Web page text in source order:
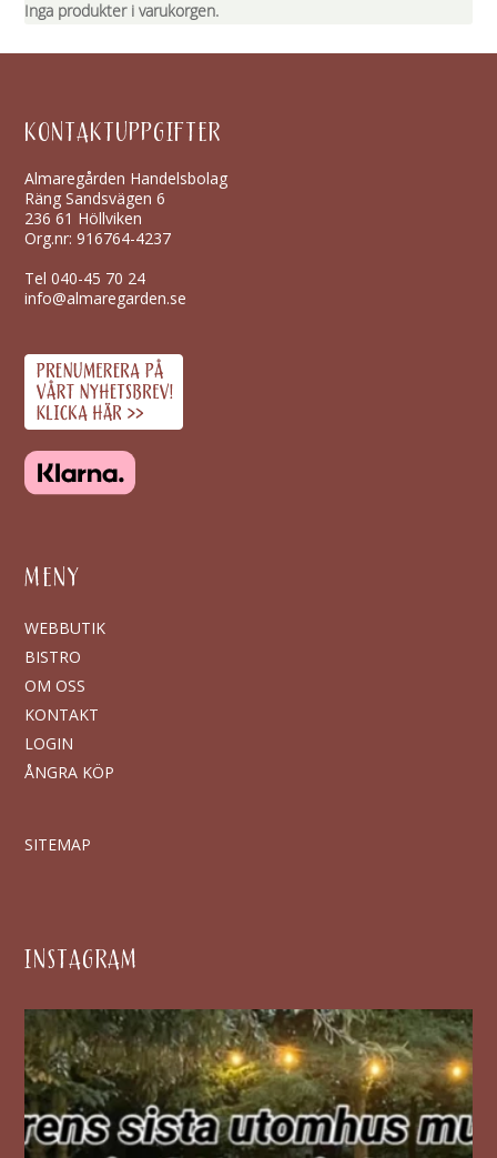
Inga produkter i varukorgen.
KONTAKTUPPGIFTER
Almaregården Handelsbolag
Räng Sandsvägen 6
236 61 Höllviken
Org.nr: 916764-4237
Tel040-45 70 24
info@almaregarden.se
MENY
WEBBUTIK
BISTRO
OM OSS
KONTAKT
LOGIN
ÅNGRA KÖP
SITEMAP
INSTAGRAM